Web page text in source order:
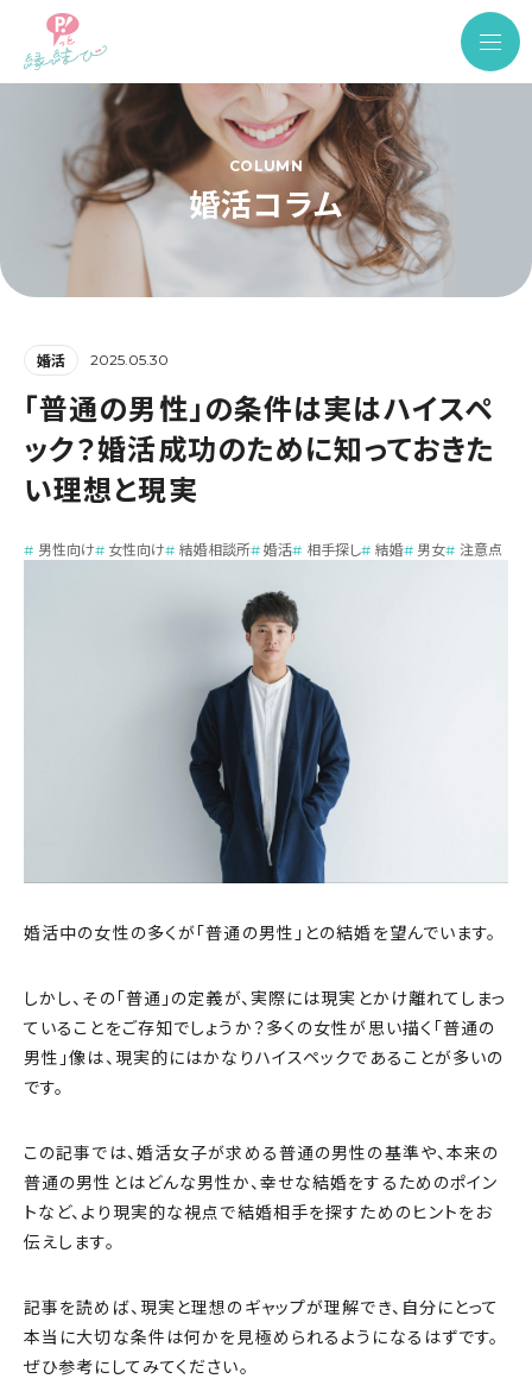
COLUMN
婚活コラム
婚活 2025.05.30
「普通の男性」の条件は実はハイスペ
ック？婚活成功のために知っておきた
い理想と現実
男性向け 女性向け 結婚相談所 婚活 相手探し 結婚 男女 注意点
婚活中の女性の多くが「普通の男性」との結婚を望んでいます。
しかし、その「普通」の定義が、実際には現実とかけ離れてしまっ
ていることをご存知でしょうか？多くの女性が思い描く「普通の
男性」像は、現実的にはかなりハイスペックであることが多いの
です。
この記事では、婚活女子が求める普通の男性の基準や、本来の
普通の男性とはどんな男性か、幸せな結婚をするためのポイン
トなど、より現実的な視点で結婚相手を探すためのヒントをお
伝えします。
記事を読めば、現実と理想のギャップが理解でき、自分にとって
本当に大切な条件は何かを見極められるようになるはずです。
ぜひ参考にしてみてください。